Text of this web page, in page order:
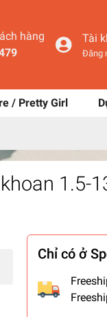
hàng
Tài
Đăng
/ Pretty Girl
1.5-
Chỉ có ở